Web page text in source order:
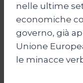
nelle ultime
economiche
governo, già
Unione
le minacce